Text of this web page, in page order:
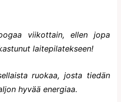
viikottain, ellen jopa
laitepilatekseen!
ruokaa, josta tiedän
hyvää energiaa.